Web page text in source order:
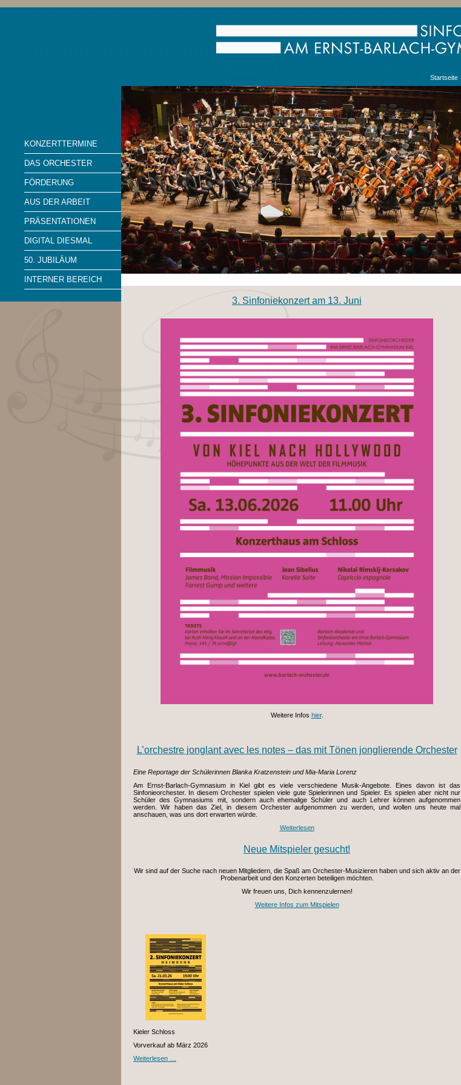
Startseite
KONZERTTERMINE
DAS ORCHESTER
FÖRDERUNG
AUS DER ARBEIT
PRÄSENTATIONEN
DIGITAL DIESMAL
50. JUBILÄUM
INTERNER BEREICH
3. Sinfoniekonzert am 13. Juni
Weitere Infos hier.
L’orchestre jonglant avec les notes – das mit Tönen jonglierende Orchester
Eine Reportage der Schülerinnen Blanka Kratzenstein und Mia-Maria Lorenz
Am Ernst-Barlach-Gymnasium in Kiel gibt es viele verschiedene Musik-Angebote. Eines davon ist das
Sinfonieorchester. In diesem Orchester spielen viele gute Spielerinnen und Spieler. Es spielen aber nicht nur
Schüler des Gymnasiums mit, sondern auch ehemalige Schüler und auch Lehrer können aufgenommen
werden. Wir haben das Ziel, in diesem Orchester aufgenommen zu werden, und wollen uns heute mal
anschauen, was uns dort erwarten würde.
Weiterlesen
Neue Mitspieler gesucht!
Wir sind auf der Suche nach neuen Mitgliedern, die Spaß am Orchester-Musizieren haben und sich aktiv an der
Probenarbeit und den Konzerten beteiligen möchten.
Wir freuen uns, Dich kennenzulernen!
Weitere Infos zum Mitspielen
Kieler Schloss
Vorverkauf ab März 2026
Weiterlesen …